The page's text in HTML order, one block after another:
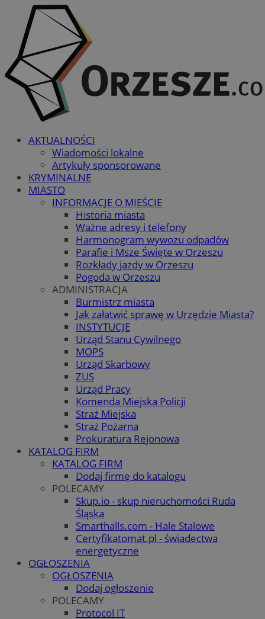
AKTUALNOŚCI
Wiadomości lokalne
Artykuły sponsorowane
KRYMINALNE
MIASTO
INFORMACJE O MIEŚCIE
Historia miasta
Ważne adresy i telefony
Harmonogram wywozu odpadów
Parafie i Msze Święte w Orzeszu
Rozkłady jazdy w Orzeszu
Pogoda w Orzeszu
ADMINISTRACJA
Burmistrz miasta
Jak załatwić sprawę w Urzędzie Miasta?
INSTYTUCJE
Urząd Stanu Cywilnego
MOPS
Urząd Skarbowy
ZUS
Urząd Pracy
Komenda Miejska Policji
Straż Miejska
Straż Pożarna
Prokuratura Rejonowa
KATALOG FIRM
KATALOG FIRM
Dodaj firmę do katalogu
POLECAMY
Skup.io - skup nieruchomości Ruda
Śląska
Smarthalls.com - Hale Stalowe
Certyfikatomat.pl - świadectwa
energetyczne
OGŁOSZENIA
OGŁOSZENIA
Dodaj ogłoszenie
POLECAMY
Protocol IT